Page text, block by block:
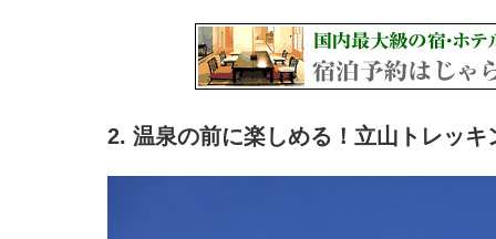
2. 温泉の前に楽しめる！立山トレッキ